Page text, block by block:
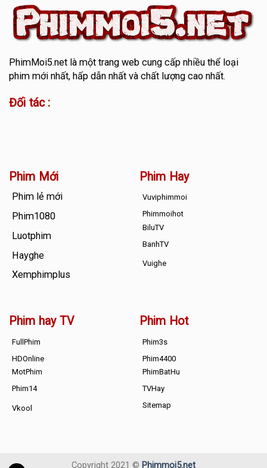
PhimMoi5.netlà một trang web cung cấp nhiều thể loại
phim mới nhất, hấp dẫn nhất và chất lượng cao nhất.
Đối tác :
Phim Mới
Phim lẻ mới
Phim1080
Luotphim
Hayghe
Xemphimplus
Phim Hay
Vuviphimmoi
Phimmoihot
BiluTV
BanhTV
Vuighe
Phim hay TV
FullPhim
HDOnline
MotPhim
Phim14
Vkool
Phim Hot
Phim3s
Phim4400
PhimBatHu
TVHay
Sitemap
Copyright 2021 © Phimmoi5.net